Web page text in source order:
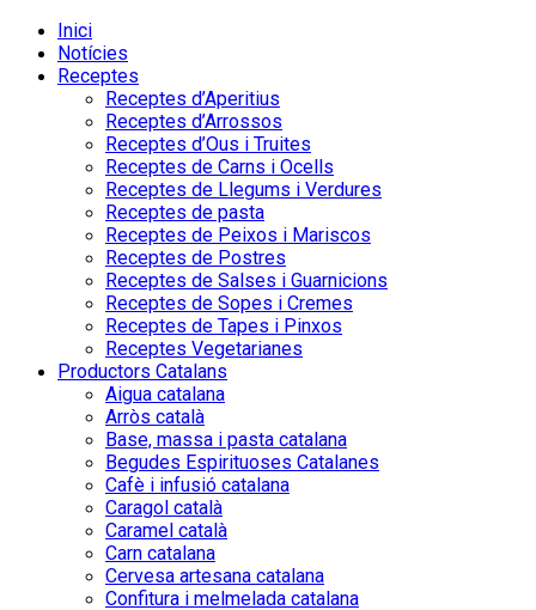
Inici
Notícies
Receptes
Receptes d’Aperitius
Receptes d’Arrossos
Receptes d’Ous i Truites
Receptes de Carns i Ocells
Receptes de Llegums i Verdures
Receptes de pasta
Receptes de Peixos i Mariscos
Receptes de Postres
Receptes de Salses i Guarnicions
Receptes de Sopes i Cremes
Receptes de Tapes i Pinxos
Receptes Vegetarianes
Productors Catalans
Aigua catalana
Arròs català
Base, massa i pasta catalana
Begudes Espirituoses Catalanes
Cafè i infusió catalana
Caragol català
Caramel català
Carn catalana
Cervesa artesana catalana
Confitura i melmelada catalana